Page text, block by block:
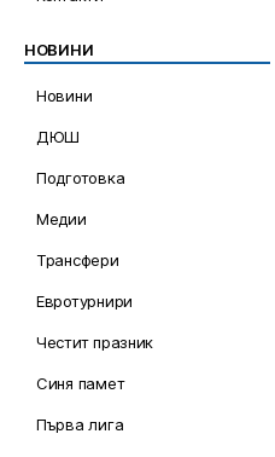
НОВИНИ
Новини
ДЮШ
Подготовка
Медии
Трансфери
Евротурнири
Честит празник
Синя памет
Първа лига